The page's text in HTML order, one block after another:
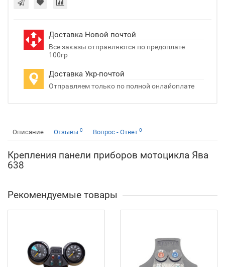
Доставка Новой почтой
Все заказы отправляются по предоплате
100гр
Доставка Укр-почтой
Отправляем только по полной онлайоплате
Описание Отзывы 0 Вопрос - Ответ 0
Крепления панели приборов мотоцикла Ява
638
Рекомендуемые товары